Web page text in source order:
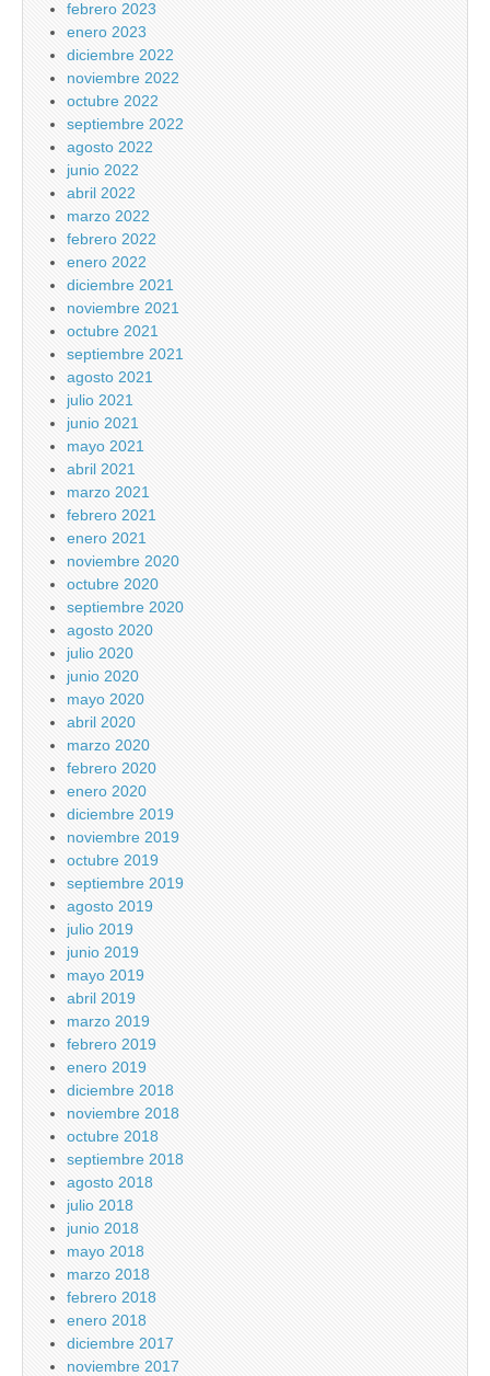
febrero 2023
enero 2023
diciembre 2022
noviembre 2022
octubre 2022
septiembre 2022
agosto 2022
junio 2022
abril 2022
marzo 2022
febrero 2022
enero 2022
diciembre 2021
noviembre 2021
octubre 2021
septiembre 2021
agosto 2021
julio 2021
junio 2021
mayo 2021
abril 2021
marzo 2021
febrero 2021
enero 2021
noviembre 2020
octubre 2020
septiembre 2020
agosto 2020
julio 2020
junio 2020
mayo 2020
abril 2020
marzo 2020
febrero 2020
enero 2020
diciembre 2019
noviembre 2019
octubre 2019
septiembre 2019
agosto 2019
julio 2019
junio 2019
mayo 2019
abril 2019
marzo 2019
febrero 2019
enero 2019
diciembre 2018
noviembre 2018
octubre 2018
septiembre 2018
agosto 2018
julio 2018
junio 2018
mayo 2018
marzo 2018
febrero 2018
enero 2018
diciembre 2017
noviembre 2017